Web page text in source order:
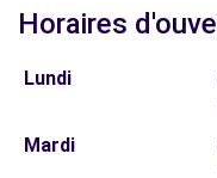
Horaires
Lundi
Mardi